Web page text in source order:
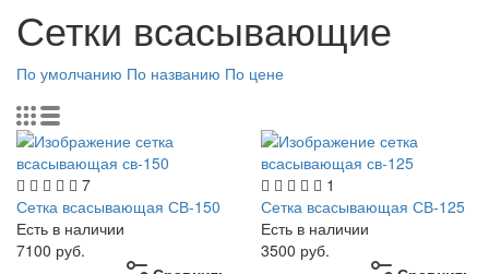
Сетки всасывающие
По умолчанию По названию По цене
7
Сетка всасывающая СВ-150
Есть в наличии
7100 руб.
1
Сетка всасывающая СВ-125
Есть в наличии
3500 руб.